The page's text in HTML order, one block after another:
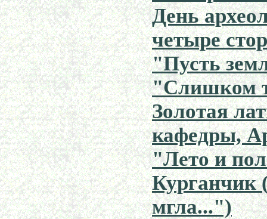
День
четыре
"Пусть
"Слишком
Золотая
кафедры,
"Лето и
Курганчик
мгла...")